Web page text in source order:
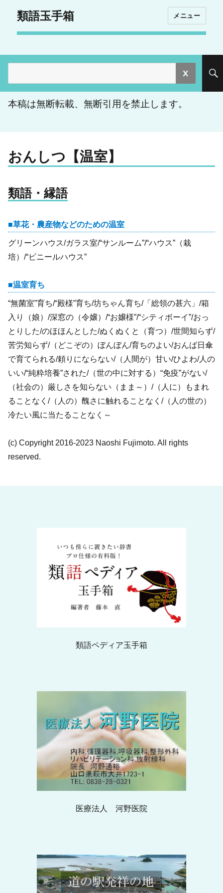
類語玉手箱 メニュー
索:
本稿は無断転載、無断引用を禁止します。
おんしつ【温室】
類語・縁語
草花・農産物などのための温室
グリーンハウス/ガラス室/“サンルーム”/“ハウス”（栽
培）/“ビニールハウス”
温室育ち
“無菌室”育ち/“殿様”育ち/坊ちゃん育ち/「総領の甚六」/箱
入り（娘）/深窓の（令嬢）/“お嬢様”/“シティボーイ”/おっ
とりした/のほほんとした/ぬくぬくと（育つ）/世間知らず/
苦労知らず/（どこぞの）ぼんぼん/育ちのよい/おんば日傘
で育てられる/頼りにならない/（人間が）甘い/ひよわ/人の
いい/“純粋培養”された/（世の中に対する）“免疫”がない/
（社会の）厳しさを知らない（まま～）/（人に）もまれ
ることなく/（人の）醜さに触れることなく/（人の世の）
冷たい風に当たることなく～
(c) Copyright 2016-2023 Naoshi Fujimoto. All rights
reserved.
類語ペディア玉手箱
医療法人 河野医院